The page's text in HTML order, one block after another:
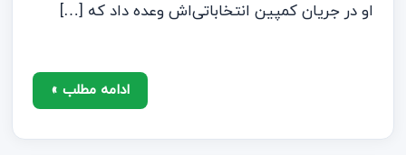
او در جریان کمپین انتخاباتی‌اش وعده داد که […]
ادامه مطلب »